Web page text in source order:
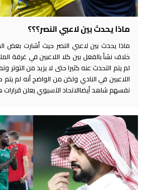
ماذا يحدث بين لاعبي النصر؟؟؟
ماذا يحدث بين لاعبي النصر حيث أشارت بعض
خلاف نشأ بالفعل بين كلا اللاعبين في غرفة
لم يتم التحدث عنه كثيرا حتى لا يزيد من التوتر
اللاعبين في النادي ولكن من الواضح أنه لم يتم
نفسهم شاهد أيضاالاتحاد الآسيوي يعلن